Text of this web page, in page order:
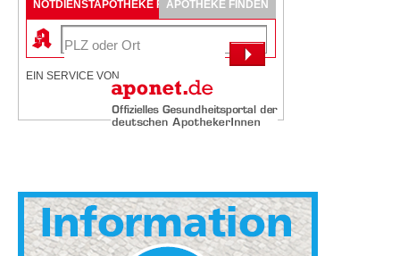
NOTDIENSTAPOTHEKE FINDENAPOTHEKE FINDEN
EIN SERVICE VON